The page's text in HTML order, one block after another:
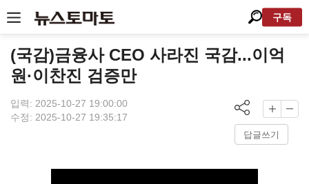
구독
(국감)금융사 CEO 사라진 국감...이억
원·이찬진 검증만
입력: 2025-10-27 19:00:00
수정: 2025-10-27 19:35:17
답글쓰기